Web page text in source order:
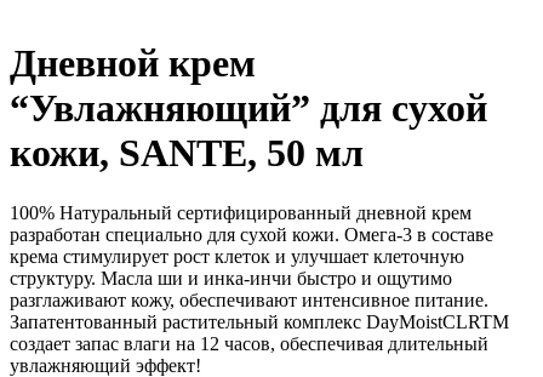
Дневной крем
“Увлажняющий” для сухой
кожи, SANTE, 50 мл
100% Натуральный сертифицированный дневной крем
разработан специально для сухой кожи. Омега-3 в составе
крема стимулирует рост клеток и улучшает клеточную
структуру. Масла ши и инка-инчи быстро и ощутимо
разглаживают кожу, обеспечивают интенсивное питание.
Запатентованный растительный комплекс DayMoistCLRTM
создает запас влаги на 12 часов, обеспечивая длительный
увлажняющий эффект!